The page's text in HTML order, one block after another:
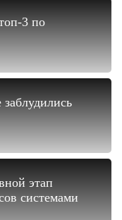
3 по
этап
системами